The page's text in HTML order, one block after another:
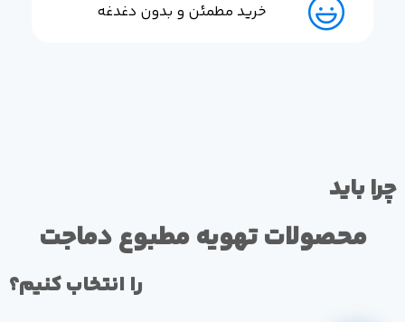
خرید مطمئن و بدون دغدغه
چرا باید
محصولات تهویه مطبوع دماجت
را انتخاب کنیم؟